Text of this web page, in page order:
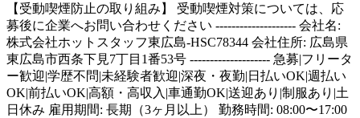
【受動喫煙防止の取り組み】 受動喫煙対策については、応
募後に企業へお問い合わせください -------------------- 会社名:
株式会社ホットスタッフ東広島-HSC78344 会社住所: 広島県
東広島市西条下見7丁目1番53号 -------------------- 急募|フリータ
ー歓迎|学歴不問|未経験者歓迎|深夜・夜勤|日払いOK|週払い
OK|前払いOK|高額・高収入|車通勤OK|送迎あり|制服あり|土
日休み 雇用期間: 長期（3ヶ月以上） 勤務時間: 08:00〜17:00